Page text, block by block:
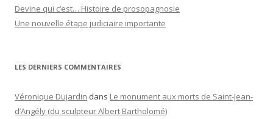
Devine qui c’est… Histoire de prosopagnosie
Une nouvelle étape judiciaire importante
LES DERNIERS COMMENTAIRES
Véronique Dujardin dans Le monument aux morts de Saint-Jean-
d’Angély (du sculpteur Albert Bartholomé)